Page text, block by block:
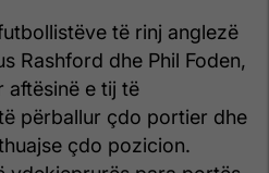
të rinj anglezë
Rashford dhe Phil Foden,
aftësinë e tij të
përballur çdo portier dhe
çdo pozicion.